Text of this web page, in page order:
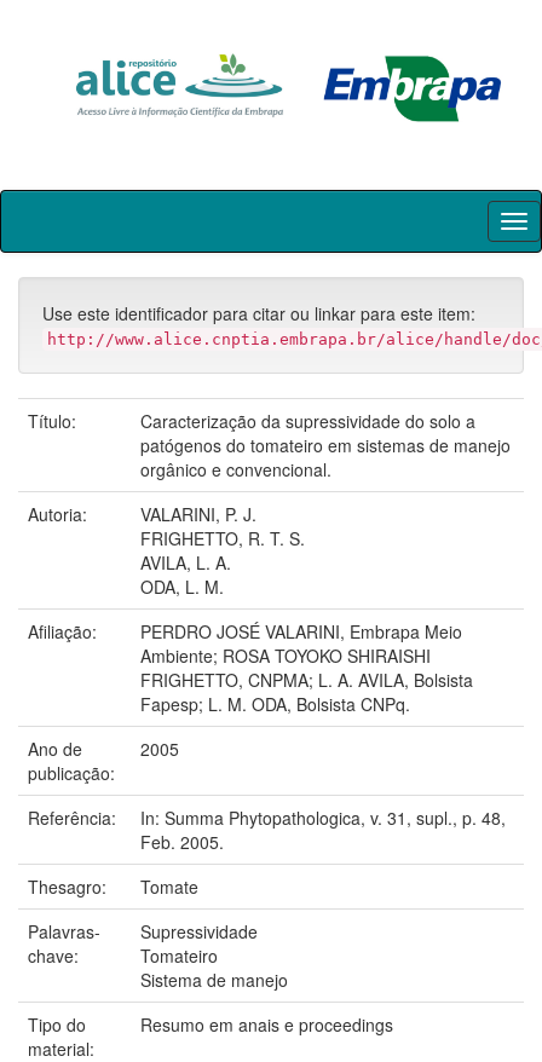
Skip
Use este identificador para citar ou linkar para este item:
http://www.alice.cnptia.embrapa.br/alice/handle/doc/
Título:
Caracterização da supressividade do solo a
patógenos do tomateiro em sistemas de manejo
orgânico e convencional.
Autoria:
VALARINI, P. J.
FRIGHETTO, R. T. S.
AVILA, L. A.
ODA, L. M.
Afiliação:
PERDRO JOSÉ VALARINI, Embrapa Meio
Ambiente; ROSA TOYOKO SHIRAISHI
FRIGHETTO, CNPMA; L. A. AVILA, Bolsista
Fapesp; L. M. ODA, Bolsista CNPq.
Ano de
publicação:
2005
Referência:
In: Summa Phytopathologica, v. 31, supl., p. 48,
Feb. 2005.
Thesagro:
Tomate
Palavras-
chave:
Supressividade
Tomateiro
Sistema de manejo
Tipo do
material:
Resumo em anais e proceedings